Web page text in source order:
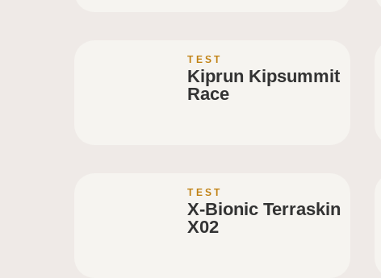
TEST
Kiprun Kipsummit
Race
TEST
X-Bionic Terraskin
X02